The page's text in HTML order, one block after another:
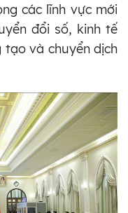
các lĩnh vực mới
đổi số, kinh tế
tạo và chuyển dịch